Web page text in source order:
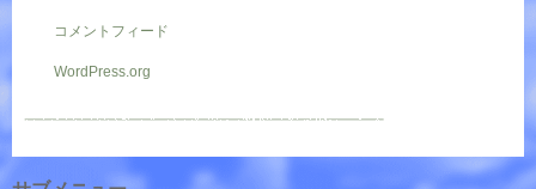
コメントフィード
WordPress.org